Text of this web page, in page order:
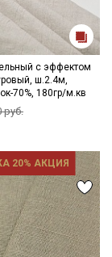
с эффектом
ш.2.4м,
70%, 180гр/м.кв
руб.
20% АКЦИЯ